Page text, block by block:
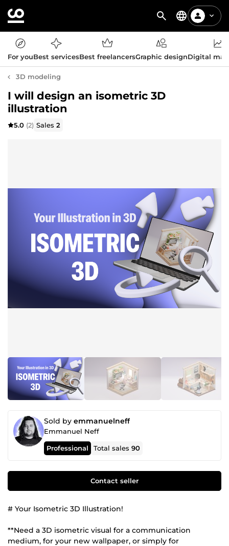
For youBest servicesBest freelancersGraphic designDigital
3D modeling
I will design an isometric 3D
illustration
5.0 (2) Sales2
Sold by emmanuelneff
Emmanuel Neff
Professional Total sales90
Contact seller
# Your Isometric 3D Illustration!
**Need a 3D isometric visual for a communication
medium, for your new wallpaper, or simply for